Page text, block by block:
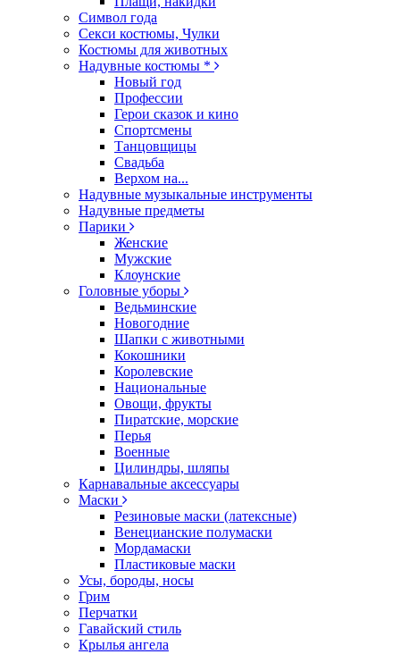
Символ года
Секси костюмы, Чулки
Костюмы для животных
Надувные костюмы *
Новый год
Профессии
Герои сказок и кино
Спортсмены
Танцовщицы
Свадьба
Верхом на...
Надувные музыкальные инструменты
Надувные предметы
Парики
Женские
Мужские
Клоунские
Головные уборы
Ведьминские
Новогодние
Шапки с животными
Кокошники
Королевские
Национальные
Овощи, фрукты
Пиратские, морские
Перья
Военные
Цилиндры, шляпы
Карнавальные аксессуары
Маски
Резиновые маски (латексные)
Венецианские полумаски
Мордамаски
Пластиковые маски
Усы, бороды, носы
Грим
Перчатки
Гавайский стиль
Крылья ангела